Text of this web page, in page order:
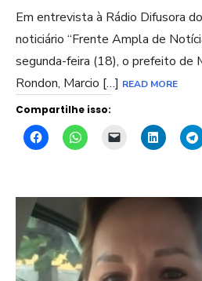
Em entrevista à Rádio Difusora
noticiário “Frente Ampla de
segunda-feira (18), o prefeito de
Rondon, Marcio […] READ MORE
Compartilhe isso: